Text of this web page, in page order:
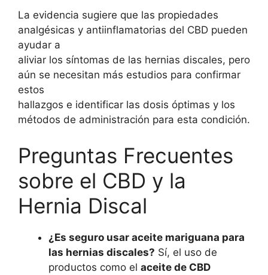
La evidencia sugiere que las propiedades
analgésicas y antiinflamatorias del CBD pueden
ayudar a
aliviar los síntomas de las hernias discales, pero
aún se necesitan más estudios para confirmar
estos
hallazgos e identificar las dosis óptimas y los
métodos de administración para esta condición.
Preguntas Frecuentes
sobre el CBD y la
Hernia Discal
¿Es seguro usar aceite mariguana para
las hernias discales? Sí, el uso de
productos como el aceite de CBD